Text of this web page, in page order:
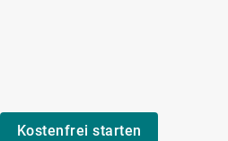
Kostenfrei starten